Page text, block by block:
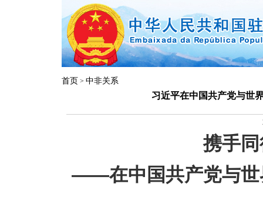
首页 > 中非关系
习近平在中国共产党与世
携手
——在中国共产党与世